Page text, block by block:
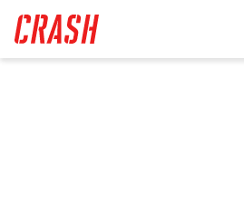
main
content